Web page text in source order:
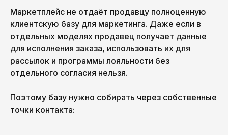
Маркетплейс не отдаёт продавцу полноценную
клиентскую базу для маркетинга. Даже если в
отдельных моделях продавец получает данные
для исполнения заказа, использовать их для
рассылок и программы лояльности без
отдельного согласия нельзя.
Поэтому базу нужно собирать через собственные
точки контакта: